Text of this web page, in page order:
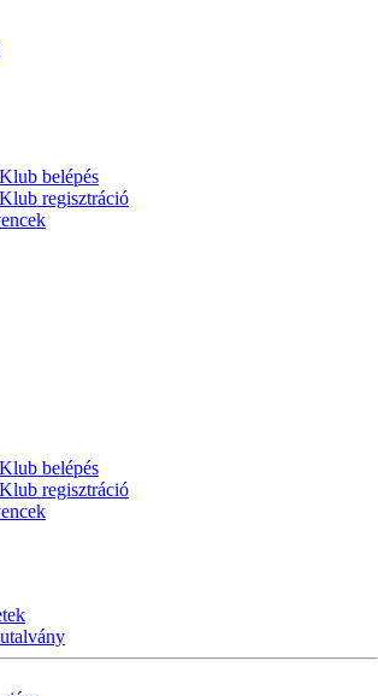
belépés
regisztráció
belépés
regisztráció